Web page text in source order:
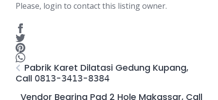
Please, login to contact this listing owner.
Pabrik Karet Dilatasi Gedung Kupang,
Call 𝟢𝟪𝟣𝟥-𝟥𝟦𝟣𝟥-𝟪𝟥𝟪𝟦
Vendor Bearing Pad 2 Hole Makassar, Call